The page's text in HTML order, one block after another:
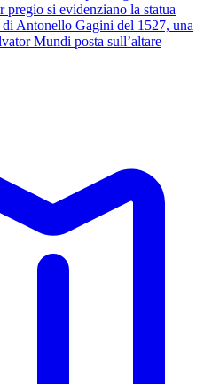
si evidenziano la statua
Antonello Gagini del 1527, una
Mundi posta sull’altare